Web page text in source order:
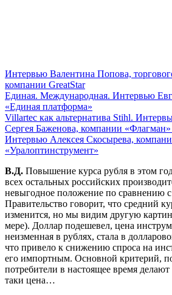
Интервью Валентина Попова,
компании GreatStar
Единая. Международная. Интервью
«Единая платформа»
Villartec как альтернатива Stihl.
Сергея Баженова, компании
Интервью Алексея Скосырева,
«Уралоптинструмент»
В.Д. Повышение курса рубля в этом
всех остальных российских
невыгодное положение по сравнению
Правительство говорит, что средний
изменится, но мы видим другую
мере). Доллар подешевел, цена
неизменная в рублях, стала в
что привело к снижению спроса на
его импортным. Основной критерий,
потребители в настоящее время
таки цена…